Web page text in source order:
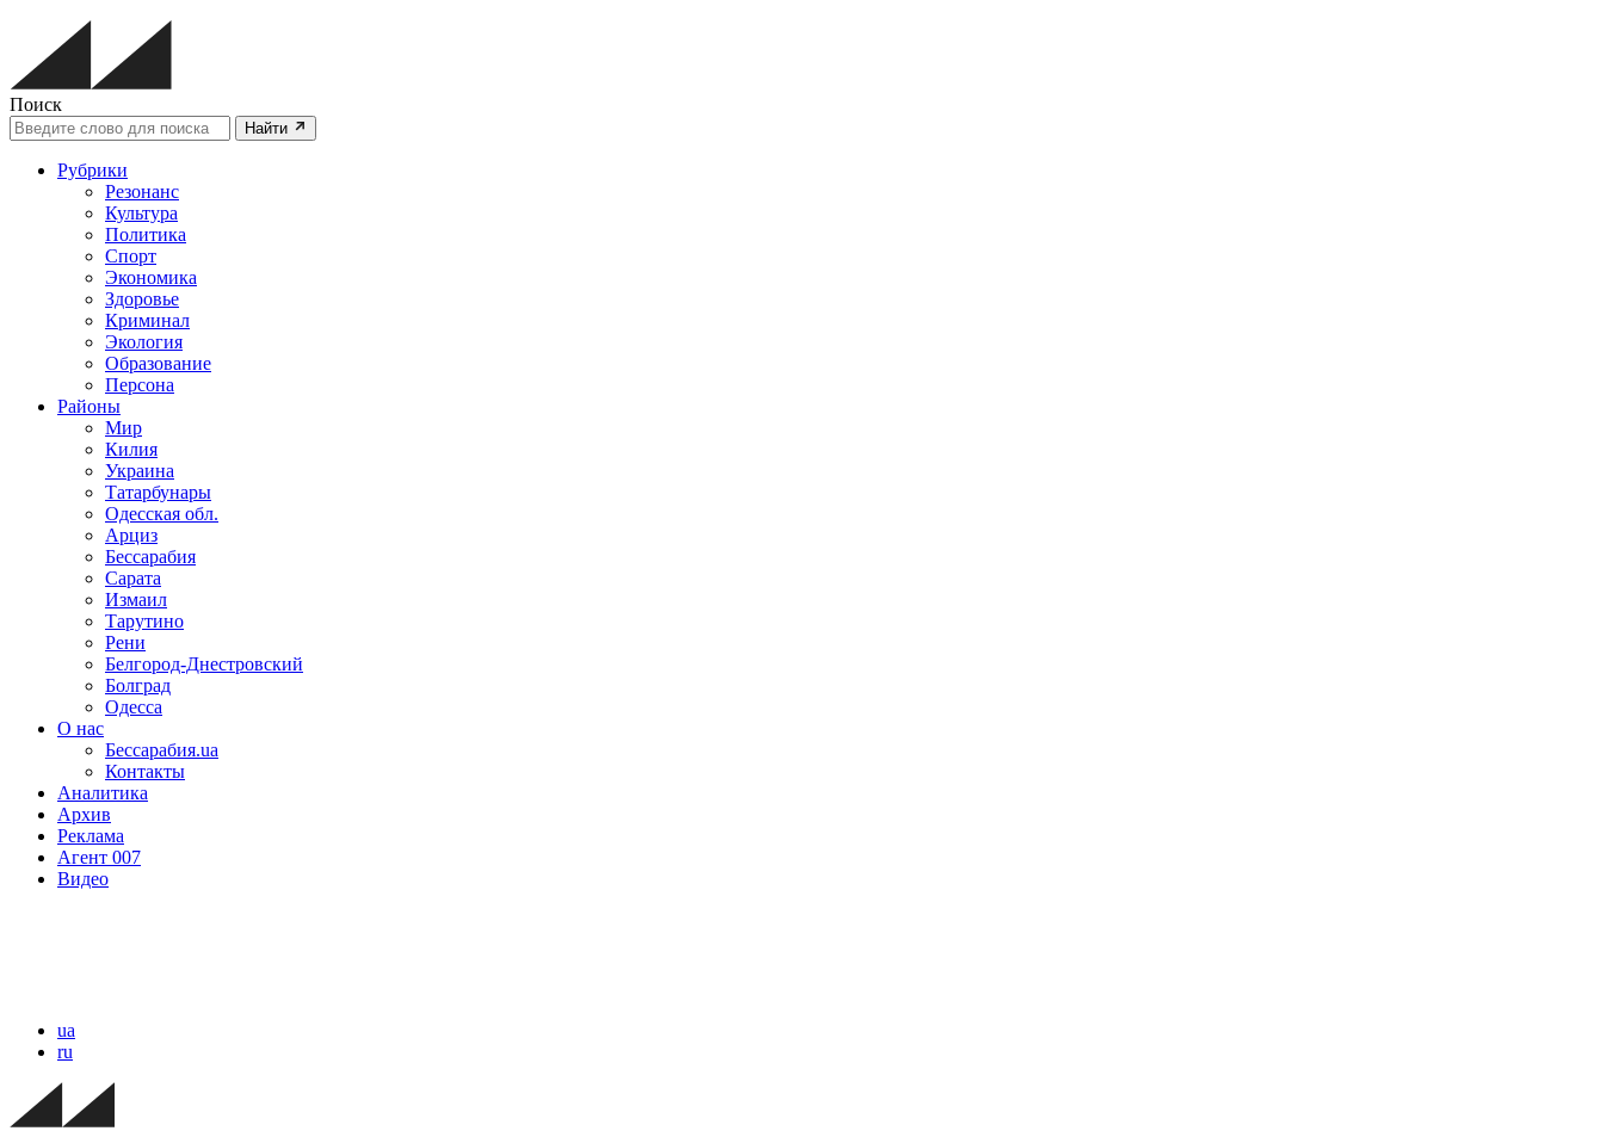
Поиск
Найти
Рубрики
Резонанс
Культура
Политика
Спорт
Экономика
Здоровье
Криминал
Экология
Образование
Персона
Районы
Мир
Килия
Украина
Татарбунары
Одесская обл.
Арциз
Бессарабия
Сарата
Измаил
Тарутино
Рени
Белгород-Днестровский
Болград
Одесса
О нас
Бессарабия.ua
Контакты
Аналитика
Архив
Реклама
Агент 007
Видео
ua
ru